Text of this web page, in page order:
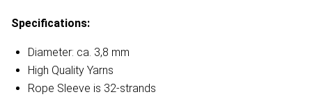
Specifications:
Diameter: ca. 3,8 mm
High Quality Yarns
Rope Sleeve is 32-strands